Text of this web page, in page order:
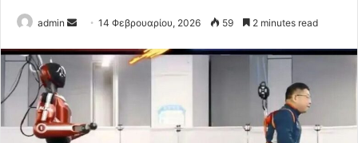
admin
Send
email
14 Φεβρουαρίου, 2026 59 2 minutes read